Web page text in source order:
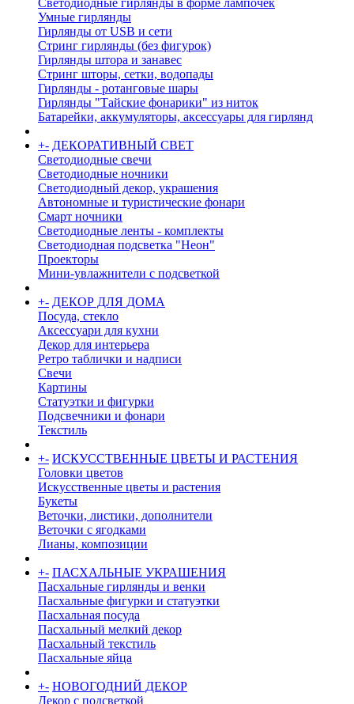
Умные гирлянды
Гирлянды от USB и сети
Стринг гирлянды (без фигурок)
Гирлянды штора и занавес
Стринг шторы, сетки, водопады
Гирлянды - ротанговые шары
Гирлянды "Тайские фонарики" из ниток
Батарейки, аккумуляторы, аксессуары для гирлянд
+- ДЕКОРАТИВНЫЙ СВЕТ
Светодиодные свечи
Светодиодные ночники
Светодиодный декор, украшения
Автономные и туристические фонари
Смарт ночники
Светодиодные ленты - комплекты
Светодиодная подсветка "Неон"
Проекторы
Мини-увлажнители с подсветкой
+- ДЕКОР ДЛЯ ДОМА
Посуда, стекло
Аксессуари для кухни
Декор для интерьера
Ретро таблички и надписи
Свечи
Картины
Статуэтки и фигурки
Подсвечники и фонари
Текстиль
+- ИСКУССТВЕННЫЕ ЦВЕТЫ И РАСТЕНИЯ
Головки цветов
Искусственные цветы и растения
Букеты
Веточки, листики, дополнители
Веточки с ягодками
Лианы, композиции
+- ПАСХАЛЬНЫЕ УКРАШЕНИЯ
Пасхальные гирлянды и венки
Пасхальные фигурки и статуэтки
Пасхальная посуда
Пасхальный мелкий декор
Пасхальный текстиль
Пасхальные яйца
+- НОВОГОДНИЙ ДЕКОР
Декор с подсветкой